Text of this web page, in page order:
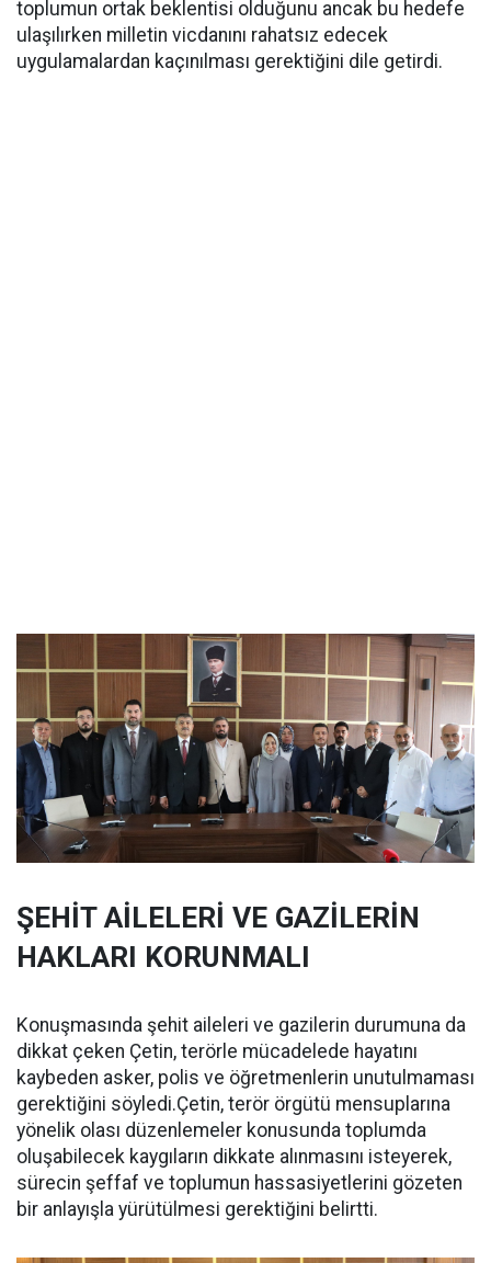
toplumun ortak beklentisi olduğunu ancak bu hedefe
ulaşılırken milletin vicdanını rahatsız edecek
uygulamalardan kaçınılması gerektiğini dile getirdi.
ŞEHİT AİLELERİ VE GAZİLERİN
HAKLARI KORUNMALI
Konuşmasında şehit aileleri ve gazilerin durumuna da
dikkat çeken Çetin, terörle mücadelede hayatını
kaybeden asker, polis ve öğretmenlerin unutulmaması
gerektiğini söyledi.Çetin, terör örgütü mensuplarına
yönelik olası düzenlemeler konusunda toplumda
oluşabilecek kaygıların dikkate alınmasını isteyerek,
sürecin şeffaf ve toplumun hassasiyetlerini gözeten
bir anlayışla yürütülmesi gerektiğini belirtti.